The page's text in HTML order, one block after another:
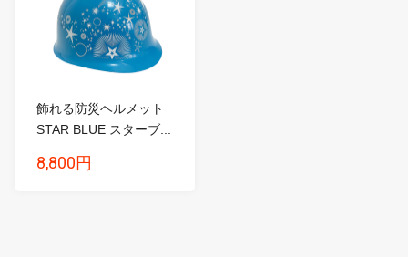
飾れる防災ヘルメット
STAR BLUE スターブ...
8,800円